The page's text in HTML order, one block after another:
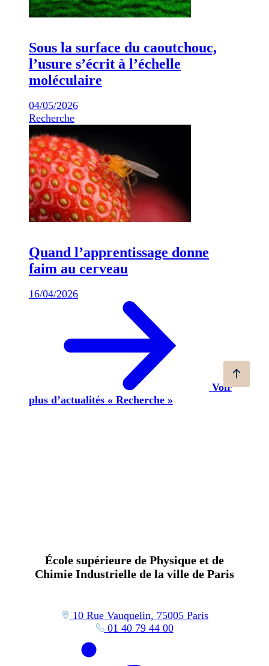
Sous la surface du caoutchouc,
l’usure s’écrit à l’échelle
moléculaire
04/05/2026
Recherche
Quand l’apprentissage donne
faim au cerveau
16/04/2026
Voir
plus d’actualités « Recherche »
École supérieure de Physique et de
Chimie Industrielle de la ville de Paris
10 Rue Vauquelin, 75005 Paris
01 40 79 44 00